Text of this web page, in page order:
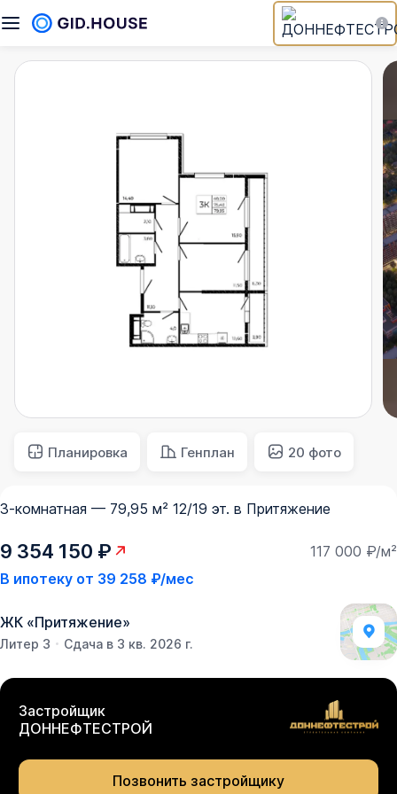
Планировка Генплан 20 фото
3-комнатная — 79,95 м² 12/19 эт. в Притяжение
9 354 150 ₽
117 000 ₽/м²
В ипотеку от 39 258 ₽/мес
ЖК «Притяжение»
Литер 3 Сдача в 3 кв. 2026 г.
Застройщик
ДОННЕФТЕСТРОЙ
Позвонить застройщику